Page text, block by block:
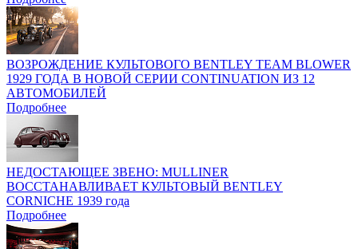
ВОЗРОЖДЕНИЕ КУЛЬТОВОГО BENTLEY TEAM BLOWER
1929 ГОДА В НОВОЙ СЕРИИ CONTINUATION ИЗ 12
АВТОМОБИЛЕЙ
Подробнее
НЕДОСТАЮЩЕЕ ЗВЕНО: MULLINER
ВОССТАНАВЛИВАЕТ КУЛЬТОВЫЙ BENTLEY
CORNICHE 1939 года
Подробнее